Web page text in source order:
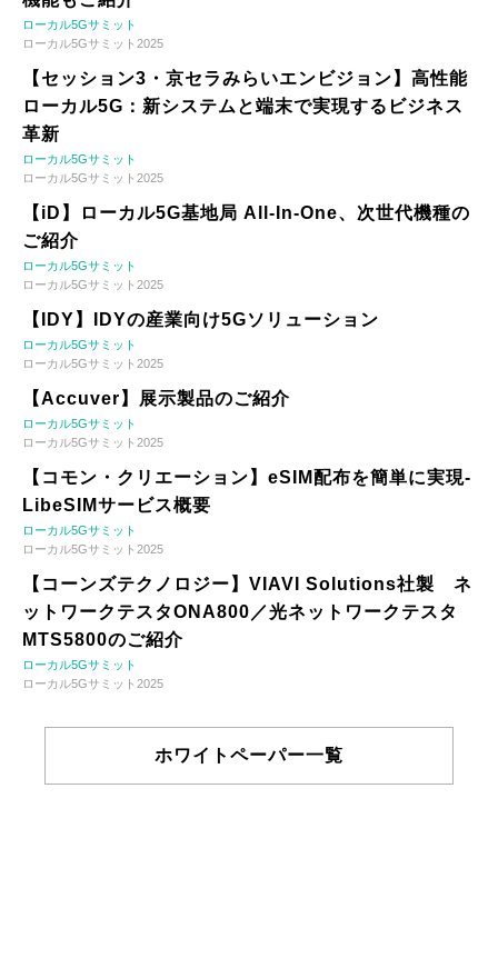
ローカル5Gサミット
ローカル5Gサミット2025
【セッション3・京セラみらいエンビジョン】高性能
ローカル5G：新システムと端末で実現するビジネス
革新
ローカル5Gサミット
ローカル5Gサミット2025
【iD】ローカル5G基地局 All-In-One、次世代機種の
ご紹介
ローカル5Gサミット
ローカル5Gサミット2025
【IDY】IDYの産業向け5Gソリューション
ローカル5Gサミット
ローカル5Gサミット2025
【Accuver】展示製品のご紹介
ローカル5Gサミット
ローカル5Gサミット2025
【コモン・クリエーション】eSIM配布を簡単に実現-
LibeSIMサービス概要
ローカル5Gサミット
ローカル5Gサミット2025
【コーンズテクノロジー】VIAVI Solutions社製 ネ
ットワークテスタONA800／光ネットワークテスタ
MTS5800のご紹介
ローカル5Gサミット
ローカル5Gサミット2025
ホワイトペーパー一覧